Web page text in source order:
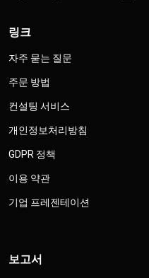
링크
자주 묻는 질문
주문 방법
컨설팅 서비스
개인정보처리방침
GDPR 정책
이용 약관
기업 프레젠테이션
보고서